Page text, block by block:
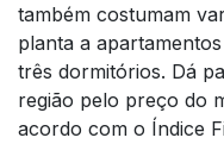
também costumam
planta a
três dormitórios. Dá
região pelo preço do
acordo com o Índice